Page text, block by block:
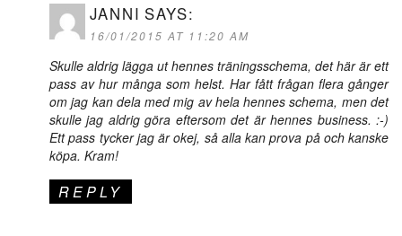
JANNI SAYS:
16/01/2015 AT 11:20 AM
Skulle aldrig lägga ut hennes träningsschema, det här är ett
pass av hur många som helst. Har fått frågan flera gånger
om jag kan dela med mig av hela hennes schema, men det
skulle jag aldrig göra eftersom det är hennes business. :-)
Ett pass tycker jag är okej, så alla kan prova på och kanske
köpa. Kram!
REPLY